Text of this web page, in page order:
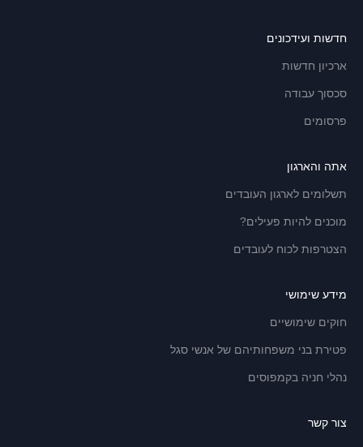
חדשות ועידכונים
ארכיון חדשות
סכסוך עבודה
פרסומים
אתה והארגון
תשלומים לארגון העובדים
מוכנים להיות פעילים?
הצטרפות לכוח לעובדים
מידע שימושי
חוקים שימושיים
פטירת בני משפחותיהם של אנשי סגל
נהלי חניה בקמפוסים
צור קשר